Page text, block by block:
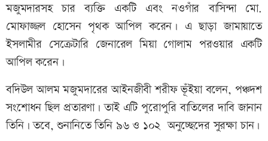
মজুমদারসহ চার ব্যক্তি একটি এবং নওগাঁর বাসিন্দা মো.
মোফাজ্জল হোসেন পৃথক আপিল করেন। এ ছাড়া জামায়াতে
ইসলামীর সেক্রেটারি জেনারেল মিয়া গোলাম পরওয়ার একটি
আপিল করেন।
বদিউল আলম মজুমদারের আইনজীবী শরীফ ভূঁইয়া বলেন, পঞ্চদশ
সংশোধন ছিল প্রতারণা। তাই এটি পুরোপুরি বাতিলের দাবি জানান
তিনি। তবে, শুনানিতে তিনি ৯৬ ও ১০২ অনুচ্ছেদের সুরক্ষা চান।